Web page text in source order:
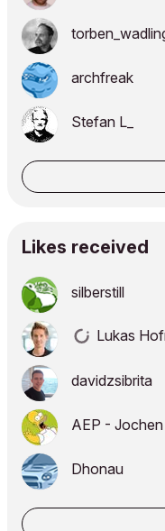
archfreak
Stefan L_
Likes received
silberstill
Lukas
davidzsibrita
AEP -
Dhonau